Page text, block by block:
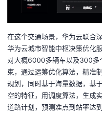
在这个交通场景，华为云联合
华为云城市智能中枢决策优化
对大概6000多辆车以及300多
束，通过运筹优化算法，精准
规划，同时基于海量数据，基
空的特征，用调度算法，生成
道路计划，预测准点到站率达